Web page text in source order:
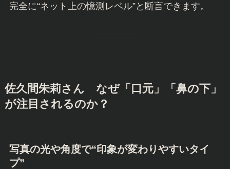
完全に“ネット上の憶測レベル”と断言できます。
佐久間朱莉さん なぜ「口元」「鼻の下」
が注目されるのか？
写真の光や角度で“印象が変わりやすいタイ
プ”